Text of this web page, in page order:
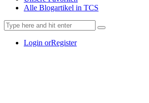
Alle Blogartikel in TCS
Login orRegister